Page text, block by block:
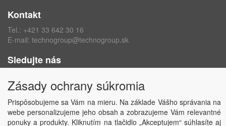
Kontakt
Tel.: +421 33 642 30 16
E-mail: technogroup@technogroup.sk
Sledujte nás
Instagram
Zásady ochrany súkromia
Prispôsobujeme sa Vám na mieru. Na základe Vášho správania na
webe personalizujeme jeho obsah a zobrazujeme Vám relevantné
ponuky a produkty. Kliknutím na tlačidlo „Akceptujem“ súhlasíte aj